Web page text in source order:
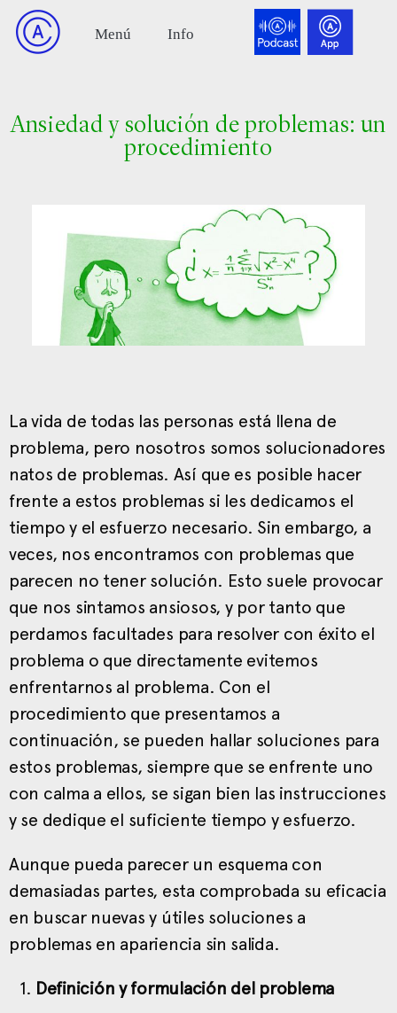
Ansiedad y solución de problemas: un
procedimiento
La vida de todas las personas está llena de
problema, pero nosotros somos solucionadores
natos de problemas. Así que es posible hacer
frente a estos problemas si les dedicamos el
tiempo y el esfuerzo necesario. Sin embargo, a
veces, nos encontramos con problemas que
parecen no tener solución. Esto suele provocar
que nos sintamos ansiosos, y por tanto que
perdamos facultades para resolver con éxito el
problema o que directamente evitemos
enfrentarnos al problema. Con el
procedimiento que presentamos a
continuación, se pueden hallar soluciones para
estos problemas, siempre que se enfrente uno
con calma a ellos, se sigan bien las instrucciones
y se dedique el suficiente tiempo y esfuerzo.
Aunque pueda parecer un esquema con
demasiadas partes, esta comprobada su eficacia
en buscar nuevas y útiles soluciones a
problemas en apariencia sin salida.
Definición y formulación del problema